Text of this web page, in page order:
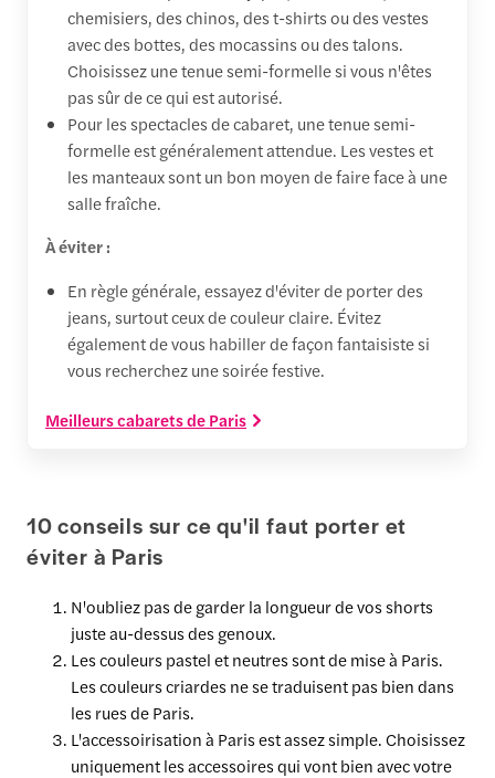
chemisiers, des chinos, des t-shirts ou des vestes
avec des bottes, des mocassins ou des talons.
Choisissez une tenue semi-formelle si vous n'êtes
pas sûr de ce qui est autorisé.
Pour les spectacles de cabaret, une tenue semi-
formelle est généralement attendue. Les vestes et
les manteaux sont un bon moyen de faire face à une
salle fraîche.
À éviter :
En règle générale, essayez d'éviter de porter des
jeans, surtout ceux de couleur claire. Évitez
également de vous habiller de façon fantaisiste si
vous recherchez une soirée festive.
Meilleurs cabarets de Paris
10 conseils sur ce qu'il faut porter et
éviter à Paris
N'oubliez pas de garder la longueur de vos shorts
juste au-dessus des genoux.
Les couleurs pastel et neutres sont de mise à Paris.
Les couleurs criardes ne se traduisent pas bien dans
les rues de Paris.
L'accessoirisation à Paris est assez simple. Choisissez
uniquement les accessoires qui vont bien avec votre